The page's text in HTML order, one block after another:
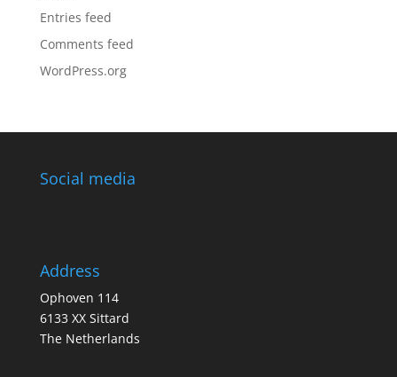
Entries feed
Comments feed
WordPress.org
Social media
Address
Ophoven 114
6133 XX Sittard
The Netherlands